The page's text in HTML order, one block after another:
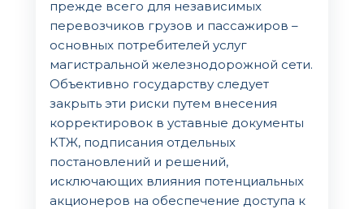
прежде всего для независимых
перевозчиков грузов и пассажиров –
основных потребителей услуг
магистральной железнодорожной сети.
Объективно государству следует
закрыть эти риски путем внесения
корректировок в уставные документы
КТЖ, подписания отдельных
постановлений и решений,
исключающих влияния потенциальных
акционеров на обеспечение доступа к